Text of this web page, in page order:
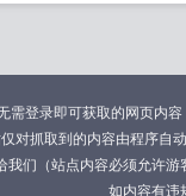
需登录即可获取的网页内
对抓取到的内容由程序自
们（站点内容必须允许
如内容有违